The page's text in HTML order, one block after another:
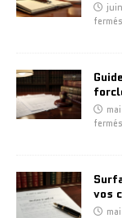
fermés
fermés
vos